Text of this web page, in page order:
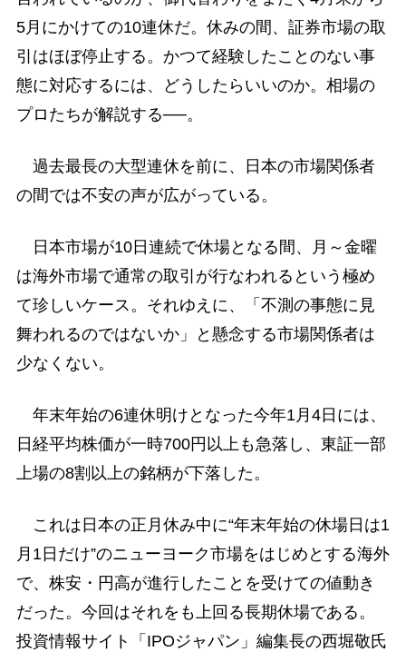
5月にかけての10連休だ。休みの間、証券市場の取
引はほぼ停止する。かつて経験したことのない事
態に対応するには、どうしたらいいのか。相場の
プロたちが解説する──。
過去最長の大型連休を前に、日本の市場関係者
の間では不安の声が広がっている。
日本市場が10日連続で休場となる間、月～金曜
は海外市場で通常の取引が行なわれるという極め
て珍しいケース。それゆえに、「不測の事態に見
舞われるのではないか」と懸念する市場関係者は
少なくない。
年末年始の6連休明けとなった今年1月4日には、
日経平均株価が一時700円以上も急落し、東証一部
上場の8割以上の銘柄が下落した。
これは日本の正月休み中に“年末年始の休場日は1
月1日だけ”のニューヨーク市場をはじめとする海外
で、株安・円高が進行したことを受けての値動き
だった。今回はそれをも上回る長期休場である。
投資情報サイト「IPOジャパン」編集長の西堀敬氏